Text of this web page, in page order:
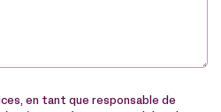
en tant que responsable de